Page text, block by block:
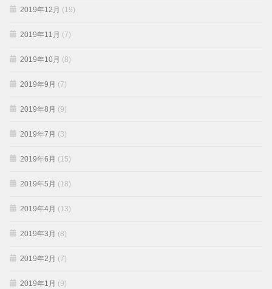
2019年12月 (19)
2019年11月 (7)
2019年10月 (8)
2019年9月 (7)
2019年8月 (9)
2019年7月 (3)
2019年6月 (15)
2019年5月 (18)
2019年4月 (13)
2019年3月 (8)
2019年2月 (7)
2019年1月 (9)